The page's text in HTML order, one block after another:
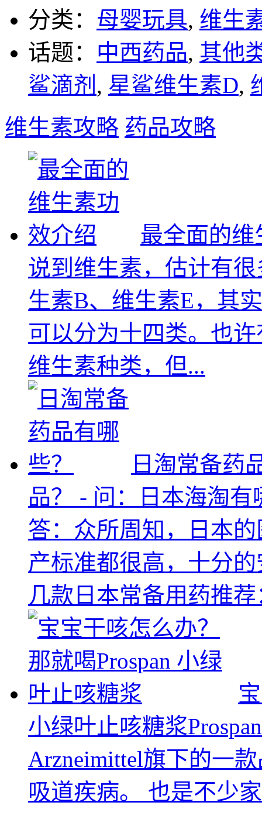
分类： 母婴玩具, 维生
话题： 中西药品, 其他
鲨滴剂 , 星鲨维生素D,
维生素攻略 药品攻略
最全面的
说到维生素，估计有
生素B、维生素E，其
可以分为十四类。也
维生素种类，但...
日淘常备药
品？ - 问：日本海淘
答：众所周知，日本
产标准都很高，十分
几款日本常备用药推荐
小绿叶止咳糖浆
Arzneimittel旗下的一
吸道疾病。 也是不少